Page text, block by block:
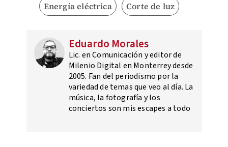
Energía eléctrica Corte de luz
Eduardo Morales
Lic. en Comunicación y editor de
Milenio Digital en Monterrey desde
2005. Fan del periodismo por la
variedad de temas que veo al día. La
música, la fotografía y los
conciertos son mis escapes a todo